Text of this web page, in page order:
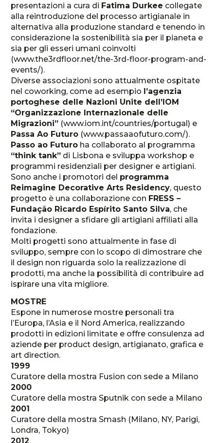
presentazioni a cura di Fatima Durkee collegate
alla reintroduzione del processo artigianale in
alternativa alla produzione standard e tenendo in
considerazione la sostenibilità sia per il pianeta e
sia per gli esseri umani coinvolti
(www.the3rdfloor.net/the-3rd-floor-program-and-
events/).
Diverse associazioni sono attualmente ospitate
nel coworking, come ad esempio l’agenzia
portoghese delle Nazioni Unite dell’IOM
“Organizzazione Internazionale delle
Migrazioni” (www.iom.int/countries/portugal) e
Passa Ao Futuro (www.passaaofuturo.com/).
Passo ao Futuro ha collaborato al programma
“think tank” di Lisbona e sviluppa workshop e
programmi residenziali per designer e artigiani.
Sono anche i promotori del programma
Reimagine Decorative Arts Residency, questo
progetto è una collaborazione con FRESS –
Fundação Ricardo Espírito Santo Silva, che
invita i designer a sfidare gli artigiani affiliati alla
fondazione.
Molti progetti sono attualmente in fase di
sviluppo, sempre con lo scopo di dimostrare che
il design non riguarda solo la realizzazione di
prodotti, ma anche la possibilità di contribuire ad
ispirare una vita migliore.
MOSTRE
Espone in numerose mostre personali tra
l’Europa, l’Asia e il Nord America, realizzando
prodotti in edizioni limitate e offre consulenza ad
aziende per product design, artigianato, grafica e
art direction.
1999
Curatore della mostra Fusion con sede a Milano
2000
Curatore della mostra Sputnik con sede a Milano
2001
Curatore della mostra Smash (Milano, NY, Parigi,
Londra, Tokyo)
2012